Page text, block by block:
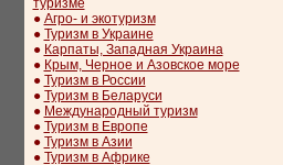
туризме
● Агро- и экотуризм
● Туризм в Украине
● Карпаты, Западная Украина
● Крым, Черное и Азовское море
● Туризм в России
● Туризм в Беларуси
● Международный туризм
● Туризм в Европе
● Туризм в Азии
● Туризм в Африке